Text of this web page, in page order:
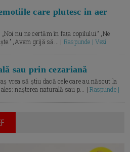
care plutesc in aer
nu ne certăm în fața copilului.” „Ne
„Avem grijă să... | Raspunde | Vezi
sau prin cezariană
vrea să știu dacă cele care au născut la
ales: nașterea naturală sau p... |Raspunde |